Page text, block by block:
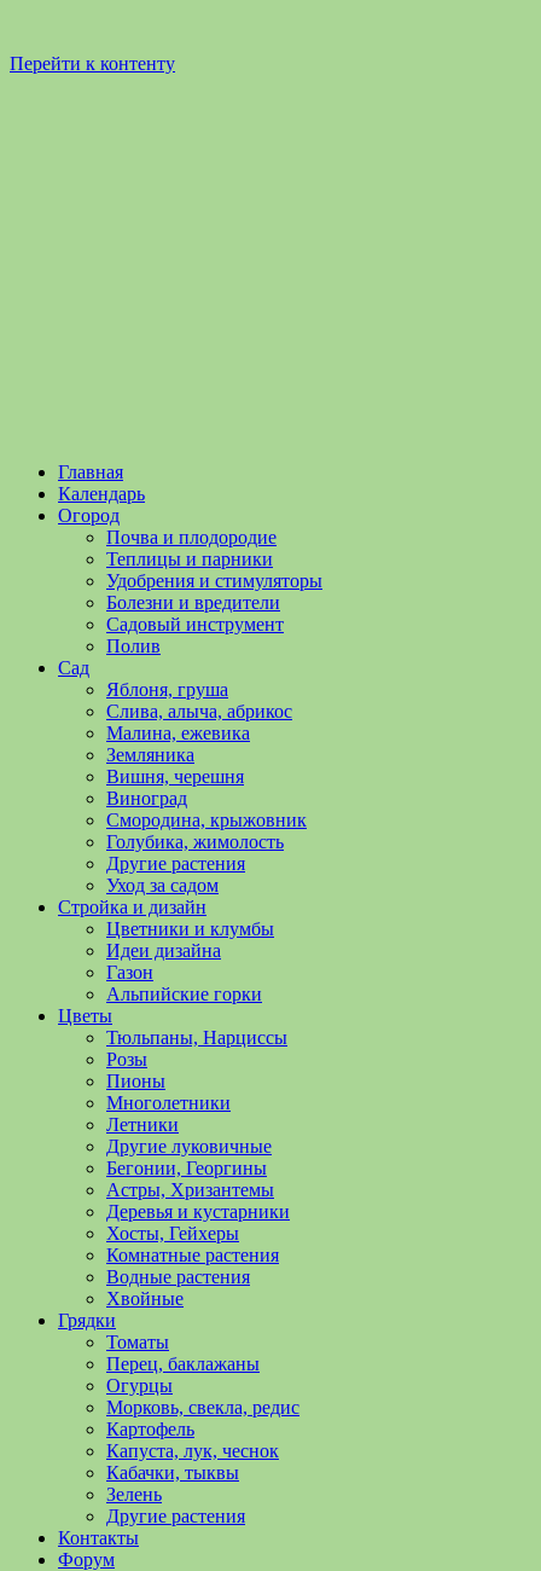
Перейти к контенту
Садоводство
Огородничество
Садоводство
огородничество
полезные
уходу
овощами,
растениями
Поможем
обустройстве
выращивании
Главная
Календарь
Огород
Почва и плодородие
Теплицы и парники
Удобрения и стимуляторы
Болезни и вредители
Садовый инструмент
Полив
Сад
Яблоня, груша
Слива, алыча, абрикос
Малина, ежевика
Земляника
Вишня, черешня
Виноград
Смородина, крыжовник
Голубика, жимолость
Другие растения
Уход за садом
Стройка и дизайн
Цветники и клумбы
Идеи дизайна
Газон
Альпийские горки
Цветы
Тюльпаны, Нарциссы
Розы
Пионы
Многолетники
Летники
Другие луковичные
Бегонии, Георгины
Астры, Хризантемы
Деревья и кустарники
Хосты, Гейхеры
Комнатные растения
Водные растения
Хвойные
Грядки
Томаты
Перец, баклажаны
Огурцы
Морковь, свекла, редис
Картофель
Капуста, лук, чеснок
Кабачки, тыквы
Зелень
Другие растения
Контакты
Форум